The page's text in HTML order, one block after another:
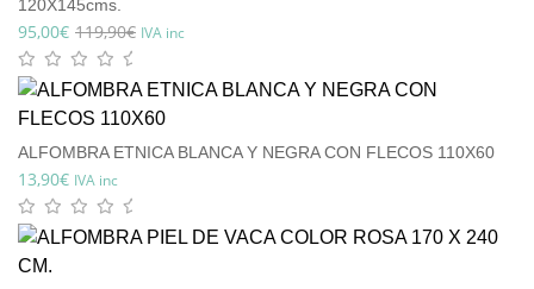
120X145cms.
119,90€
95,00€ IVA inc
ALFOMBRA ETNICA BLANCA Y NEGRA CON FLECOS 110X60
13,90€ IVA inc